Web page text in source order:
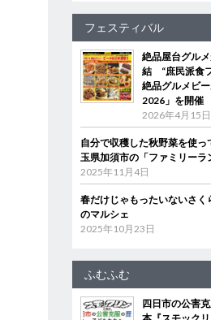
フェスティバル
絶品屋台グル
結 “庶民派食
絶品グルメビ
2026」を開催
2026年4月15日
自分で収穫した秋野菜を使
玉県加須市の「ファミリーラ
2025年11月4日
春だけじゃもったいないさく
のマルシェ
2025年10月23日
ふむふむ
四日市の公害